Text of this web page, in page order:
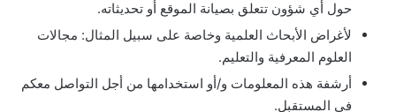
حول أي شؤون تتعلق بصيانة الموقع أو تحديثاته.
لأغراض الأبحاث العلمية وخاصة على سبيل المثال: مجالات
العلوم المعرفية والتعليم.
أرشفة هذه المعلومات و/أو استخدامها من أجل التواصل معكم
في المستقبل.